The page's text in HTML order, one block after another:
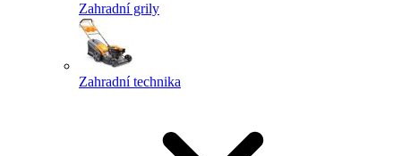
Zahradní grily
Zahradní technika